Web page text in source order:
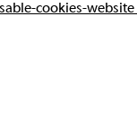
cookies-website